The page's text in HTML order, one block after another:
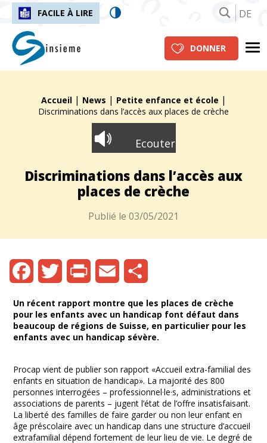
FACILE À LIRE DE
insieme.ch
DONNER
Fil d'Ariane :
Accueil | News | Petite enfance et école |
Discriminations dans l’accès aux places de crèche
Ecouter
Discriminations dans l’accès aux
places de crèche
Publié le 03/05/2021
Un récent rapport montre que les places de crèche
pour les enfants avec un handicap font défaut dans
beaucoup de régions de Suisse, en particulier pour les
enfants avec un handicap sévère.
Procap vient de publier son rapport «Accueil extra-familial des
enfants en situation de handicap». La majorité des 800
personnes interrogées – professionnel·le·s, administrations et
associations de parents – jugent l’état de l’offre insatisfaisant.
La liberté des familles de faire garder ou non leur enfant en
âge préscolaire avec un handicap dans une structure d’accueil
extrafamilial dépend fortement de leur lieu de vie. Le degré de